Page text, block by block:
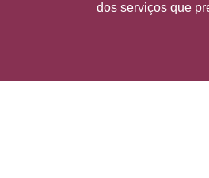
dos serviços que